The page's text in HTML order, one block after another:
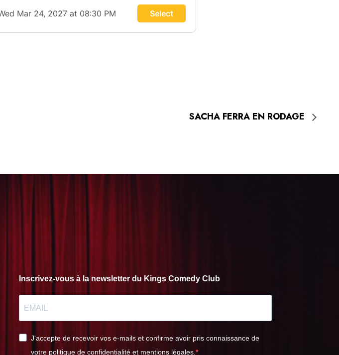
SACHA FERRA EN RODAGE
Inscrivez-vous à la newsletter du Kings Comedy Club
J'accepte de recevoir vos e-mails et confirme avoir pris connaissance de
votre politique de confidentialité et mentions légales.